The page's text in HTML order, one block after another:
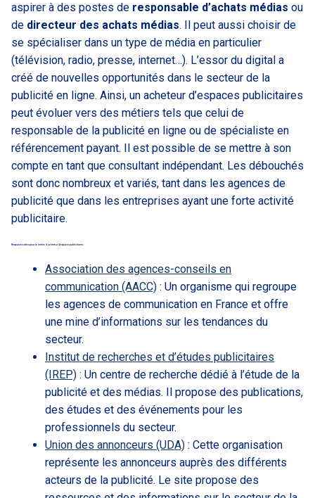
aspirer à des postes de responsable d’achats médias ou
de directeur des achats médias. Il peut aussi choisir de
se spécialiser dans un type de média en particulier
(télévision, radio, presse, internet…). L’essor du digital a
créé de nouvelles opportunités dans le secteur de la
publicité en ligne. Ainsi, un acheteur d’espaces publicitaires
peut évoluer vers des métiers tels que celui de
responsable de la publicité en ligne ou de spécialiste en
référencement payant. Il est possible de se mettre à son
compte en tant que consultant indépendant. Les débouchés
sont donc nombreux et variés, tant dans les agences de
publicité que dans les entreprises ayant une forte activité
publicitaire.
Ressources utiles pour le métier d’acheteur d’espaces publicitaires
Association des agences-conseils en
communication (AACC) : Un organisme qui regroupe
les agences de communication en France et offre
une mine d’informations sur les tendances du
secteur.
Institut de recherches et d’études publicitaires
(IREP) : Un centre de recherche dédié à l’étude de la
publicité et des médias. Il propose des publications,
des études et des événements pour les
professionnels du secteur.
Union des annonceurs (UDA) : Cette organisation
représente les annonceurs auprès des différents
acteurs de la publicité. Le site propose des